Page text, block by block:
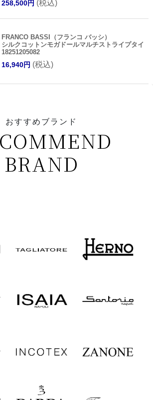
258,500円 (税込)
FRANCO BASSI（フランコ バッシ）
シルクコットンモガドールマルチストライプタイ
18251205082
16,940円 (税込)
おすすめブランド
BRAND